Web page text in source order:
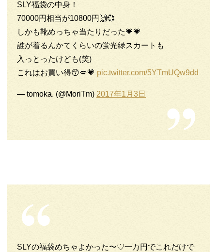
SLY福袋の中身！
70000円相当が10800円🙌💞
しかも靴めっちゃ当たりだった💗💗
誰が着るんかてくらいの蛍光緑スカートも
入っとったけども(笑)
これはお買い得😙💋💗 pic.twitter.com/5YTmUQw9dd
— tomoka. (@MoriTm) 2017年1月3日
SLYの福袋めちゃよかった〜♡一万円でこれだけで